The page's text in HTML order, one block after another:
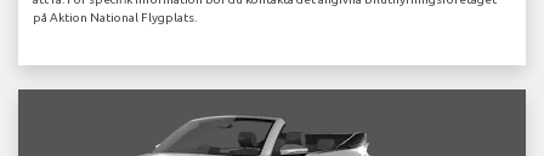
på Aktion National Flygplats.